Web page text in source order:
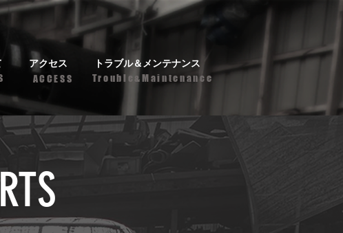
アクセス
トラブル＆メンテナンス
ACCESS Trouble&Maintenance